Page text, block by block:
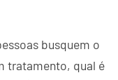
busquem o
tratamento, qual é